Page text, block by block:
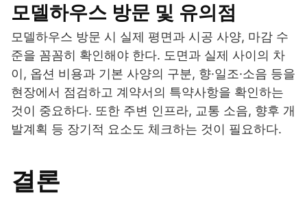
모델하우스 방문 및 유의점
모델하우스 방문 시 실제 평면과 시공 사양, 마감 수
준을 꼼꼼히 확인해야 한다. 도면과 실제 사이의 차
이, 옵션 비용과 기본 사양의 구분, 향·일조·소음 등을
현장에서 점검하고 계약서의 특약사항을 확인하는
것이 중요하다. 또한 주변 인프라, 교통 소음, 향후 개
발계획 등 장기적 요소도 체크하는 것이 필요하다.
결론